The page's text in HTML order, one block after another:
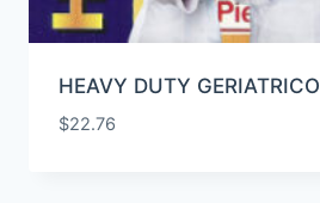
HEAVY DUTY GERIATRICO
$22.76